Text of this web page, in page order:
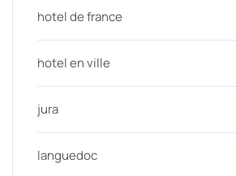
hotel de france
hotel en ville
jura
languedoc